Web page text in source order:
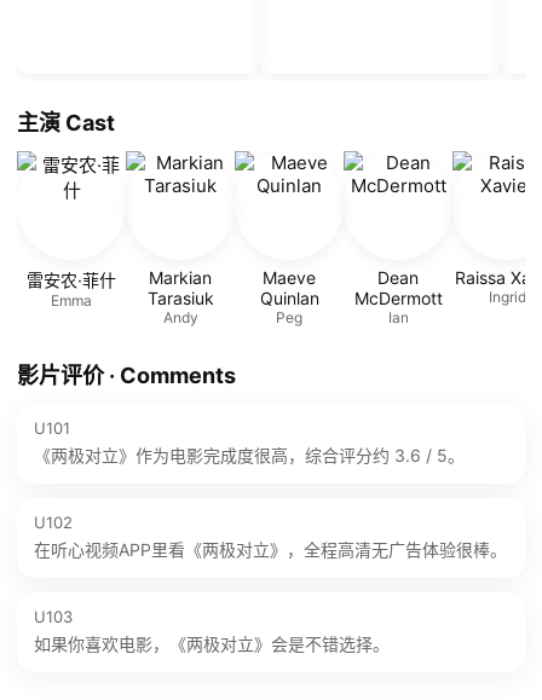
主演 Cast
雷安农·菲什
Emma
Markian
Tarasiuk
Andy
Maeve
Quinlan
Peg
Dean
McDermott
Ian
Raissa
Ingrid
影片评价 · Comments
U101
《两极对立》作为电影完成度很高，综合评分约 3.6 / 5。
U102
在听心视频APP里看《两极对立》，全程高清无广告体验很棒。
U103
如果你喜欢电影，《两极对立》会是不错选择。